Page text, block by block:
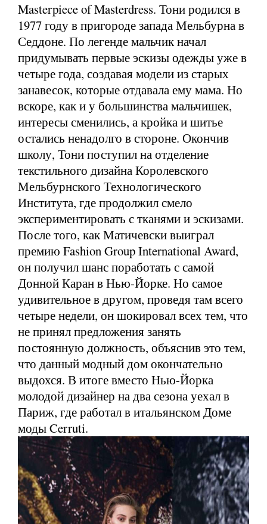
Masterpiece of Masterdress. Тони родился в
1977 году в пригороде запада Мельбурна в
Седдоне. По легенде мальчик начал
придумывать первые эскизы одежды уже в
четыре года, создавая модели из старых
занавесок, которые отдавала ему мама. Но
вскоре, как и у большинства мальчишек,
интересы сменились, а кройка и шитье
остались ненадолго в стороне. Окончив
школу, Тони поступил на отделение
текстильного дизайна Королевского
Мельбурнского Технологического
Института, где продолжил смело
экспериментировать с тканями и эскизами.
После того, как Матичевски выиграл
премию Fashion Group International Award,
он получил шанс поработать с самой
Донной Каран в Нью-Йорке. Но самое
удивительное в другом, проведя там всего
четыре недели, он шокировал всех тем, что
не принял предложения занять
постоянную должность, объяснив это тем,
что данный модный дом окончательно
выдохся. В итоге вместо Нью-Йорка
молодой дизайнер на два сезона уехал в
Париж, где работал в итальянском Доме
моды Cerruti.